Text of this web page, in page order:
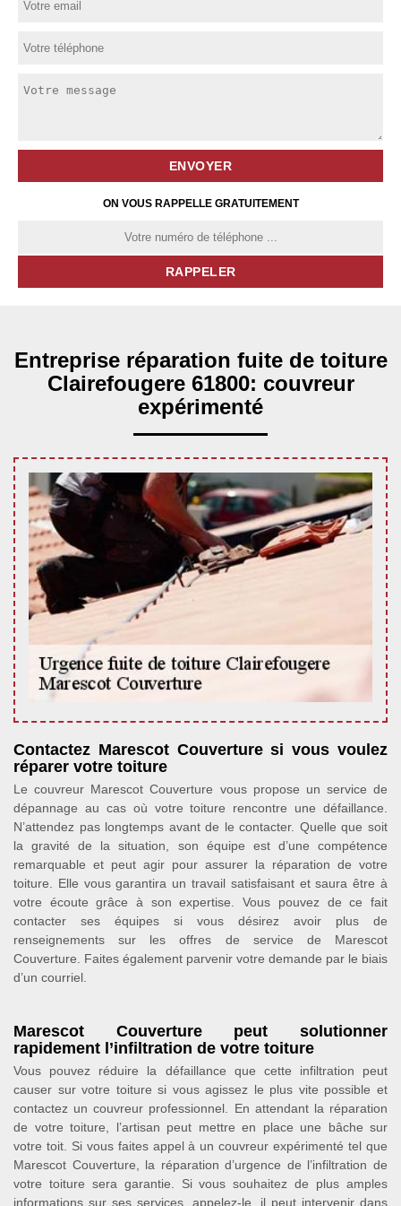
ON VOUS RAPPELLE GRATUITEMENT
Entreprise réparation fuite de toiture
Clairefougere 61800: couvreur
expérimenté
Contactez Marescot Couverture si vous voulez
réparer votre toiture
Le couvreur Marescot Couverture vous propose un service de
dépannage au cas où votre toiture rencontre une défaillance.
N’attendez pas longtemps avant de le contacter. Quelle que soit
la gravité de la situation, son équipe est d’une compétence
remarquable et peut agir pour assurer la réparation de votre
toiture. Elle vous garantira un travail satisfaisant et saura être à
votre écoute grâce à son expertise. Vous pouvez de ce fait
contacter ses équipes si vous désirez avoir plus de
renseignements sur les offres de service de Marescot
Couverture. Faites également parvenir votre demande par le biais
d’un courriel.
Marescot Couverture peut solutionner
rapidement l’infiltration de votre toiture
Vous pouvez réduire la défaillance que cette infiltration peut
causer sur votre toiture si vous agissez le plus vite possible et
contactez un couvreur professionnel. En attendant la réparation
de votre toiture, l’artisan peut mettre en place une bâche sur
votre toit. Si vous faites appel à un couvreur expérimenté tel que
Marescot Couverture, la réparation d’urgence de l’infiltration de
votre toiture sera garantie. Si vous souhaitez de plus amples
informations sur ses services, appelez-le, il peut intervenir dans